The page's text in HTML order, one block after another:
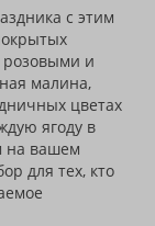
с этим
и
малина,
цветах
ягоду в
на вашем
для тех, кто